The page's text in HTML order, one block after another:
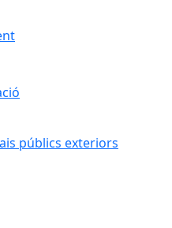
públics exteriors